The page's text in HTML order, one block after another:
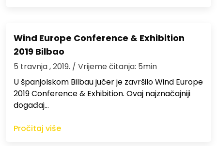
Wind Europe Conference & Exhibition
2019 Bilbao
5 travnja , 2019. / Vrijeme čitanja: 5min
U španjolskom Bilbau jučer je završilo Wind Europe
2019 Conference & Exhibition. Ovaj najznačajniji
događaj…
Pročitaj više